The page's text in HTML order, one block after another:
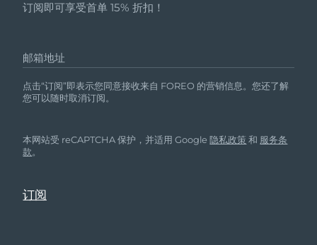
订阅即可享受首单 15% 折扣！
邮箱地址
点击“订阅”即表示您同意接收来自 FOREO 的营销信息。您还了解
您可以随时取消订阅。
本网站受 reCAPTCHA 保护，并适用 Google隐私政策 和 服务条
款。